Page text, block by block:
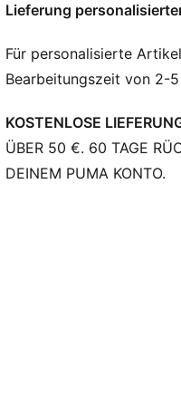
Teenager zwischen 8 und
Lieferung
Für personalisierte
Bearbeitungszeit von 2-
KOSTENLOSE
ÜBER 50 €. 60 TAGE
DEINEM PUMA KONTO.